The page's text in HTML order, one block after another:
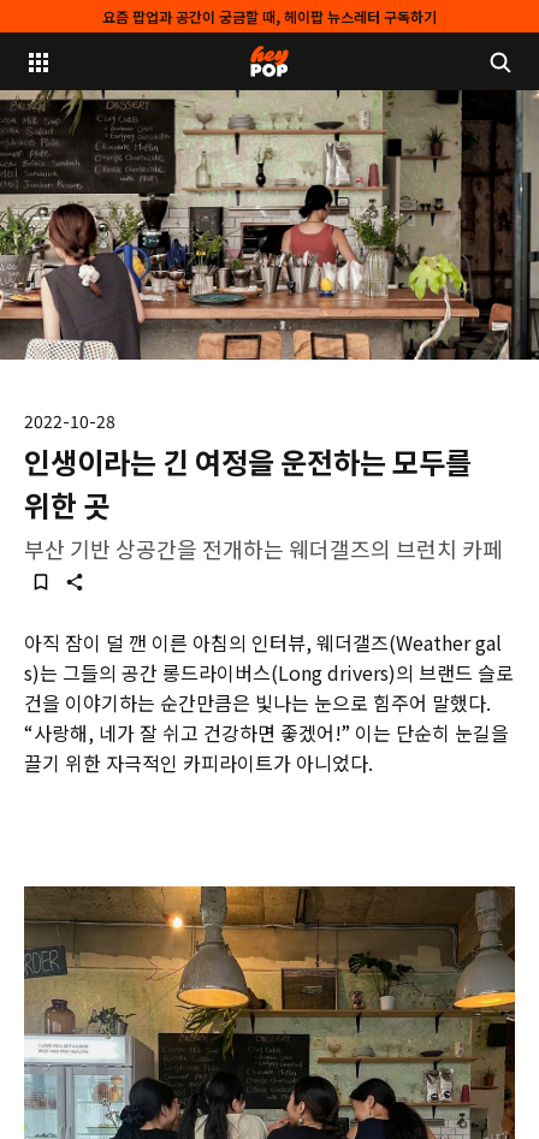
요즘 팝업과 공간이 궁금할 때, 헤이팝 뉴스레터 구독하기
2022-10-28
인생이라는 긴 여정을 운전하는 모두를
위한 곳
부산 기반 상공간을 전개하는 웨더갤즈의 브런치 카페
아직 잠이 덜 깬 이른 아침의 인터뷰, 웨더갤즈(Weather gal
s)는 그들의 공간 롱드라이버스(Long drivers)의 브랜드 슬로
건을 이야기하는 순간만큼은 빛나는 눈으로 힘주어 말했다.
“사랑해, 네가 잘 쉬고 건강하면 좋겠어!” 이는 단순히 눈길을
끌기 위한 자극적인 카피라이트가 아니었다.